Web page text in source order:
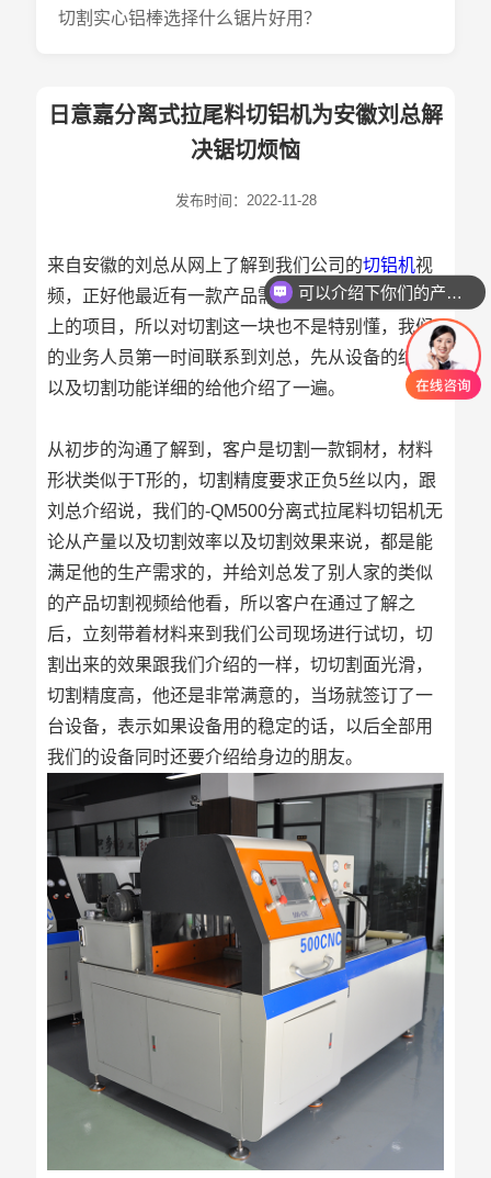
切割实心铝棒选择什么锯片好用？
日意嘉分离式拉尾料切铝机为安徽刘总解
决锯切烦恼
发布时间：2022-11-28
来自安徽的刘总从网上了解到我们公司的切铝机视
频，正好他最近有一款产品需要切割，客户也是新
上的项目，所以对切割这一块也不是特别懂，我们
的业务人员第一时间联系到刘总，先从设备的结构
以及切割功能详细的给他介绍了一遍。
从初步的沟通了解到，客户是切割一款铜材，材料
形状类似于T形的，切割精度要求正负5丝以内，跟
刘总介绍说，我们的-QM500分离式拉尾料切铝机无
论从产量以及切割效率以及切割效果来说，都是能
满足他的生产需求的，并给刘总发了别人家的类似
的产品切割视频给他看，所以客户在通过了解之
后，立刻带着材料来到我们公司现场进行试切，切
割出来的效果跟我们介绍的一样，切切割面光滑，
切割精度高，他还是非常满意的，当场就签订了一
台设备，表示如果设备用的稳定的话，以后全部用
我们的设备同时还要介绍给身边的朋友。